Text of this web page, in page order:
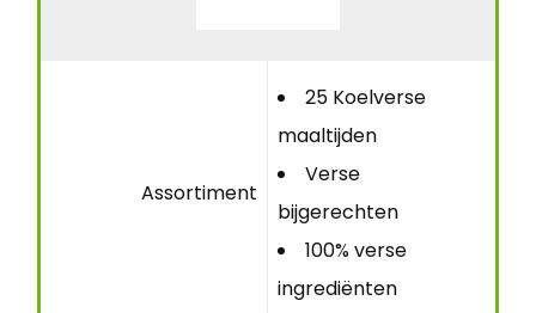
Assortiment
25 Koelverse
maaltijden
Verse
bijgerechten
100% verse
ingrediënten